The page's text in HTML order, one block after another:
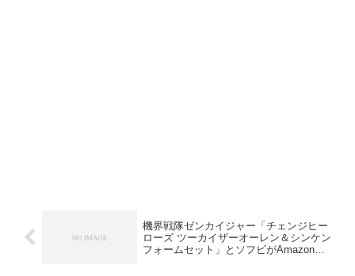
機界戦隊ゼンカイジャー「チェンジヒー
ローズ ツーカイザーオーレン＆シンケン
フォームセット」とソフビがAmazonで